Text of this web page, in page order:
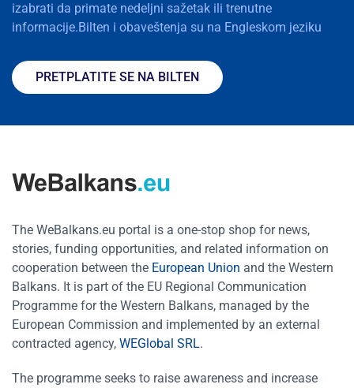
izabrati da primate nedeljni sažetak ili trenutne
informacije.Bilten i obaveštenja su na Engleskom jeziku
PRETPLATITE SE NA BILTEN
The WeBalkans.eu portal is a one-stop shop for news,
stories, funding opportunities, and related information on
cooperation between the European Union and the Western
Balkans. It is part of the EU Regional Communication
Programme for the Western Balkans, managed by the
European Commission and implemented by an external
contracted agency, WEGlobal SRL.
The programme seeks to raise awareness and increase